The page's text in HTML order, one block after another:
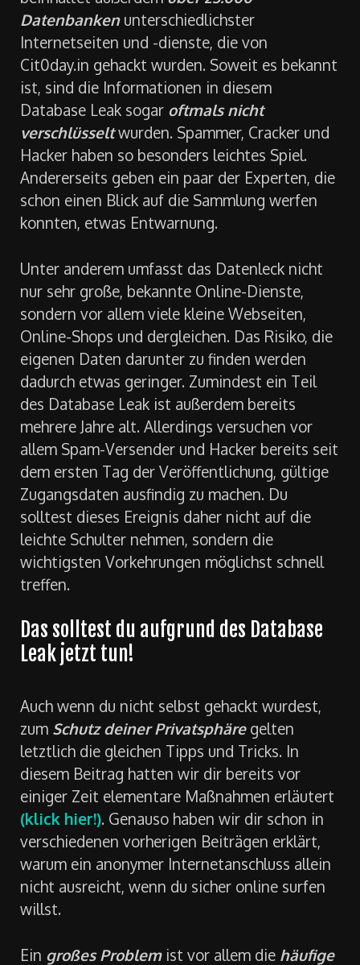
Datenbankenunterschiedlichster
Internetseiten und -dienste, die von
Cit0day.in gehackt wurden. Soweit es bekannt
ist, sind die Informationen in diesem
Database Leak sogar oftmals nicht
verschlüsseltwurden. Spammer, Cracker und
Hacker haben so besonders leichtes Spiel.
Andererseits geben ein paar der Experten, die
schon einen Blick auf die Sammlung werfen
konnten, etwas Entwarnung.
Unter anderem umfasst das Datenleck nicht
nur sehr große, bekannte Online-Dienste,
sondern vor allem viele kleine Webseiten,
Online-Shops und dergleichen. Das Risiko, die
eigenen Daten darunter zu finden werden
dadurch etwas geringer. Zumindest ein Teil
des Database Leak ist außerdem bereits
mehrere Jahre alt. Allerdings versuchen vor
allem Spam-Versender und Hacker bereits seit
dem ersten Tag der Veröffentlichung, gültige
Zugangsdaten ausfindig zu machen. Du
solltest dieses Ereignis daher nicht auf die
leichte Schulter nehmen, sondern die
wichtigsten Vorkehrungen möglichst schnell
treffen.
Das solltest du aufgrund des Database
Leak jetzt tun!
Auch wenn du nicht selbst gehackt wurdest,
zum Schutz deiner Privatsphäregelten
letztlich die gleichen Tipps und Tricks. In
diesem Beitrag hatten wir dir bereits vor
einiger Zeit elementare Maßnahmen erläutert
(klick hier!). Genauso haben wir dir schon in
verschiedenen vorherigen Beiträgen erklärt,
warum ein anonymer Internetanschluss allein
nicht ausreicht, wenn du sicher online surfen
willst.
Ein großes Problemist vor allem die häufige